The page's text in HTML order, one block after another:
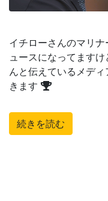
イチローさんのマリ
ュースになってます
んと伝えているメデ
きます
続きを読む